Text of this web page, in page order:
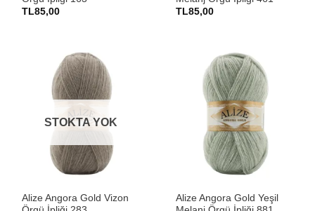
TL85,00
TL85,00
STOKTA YOK
Alize Angora Gold Vizon
Alize Angora Gold Yeşil